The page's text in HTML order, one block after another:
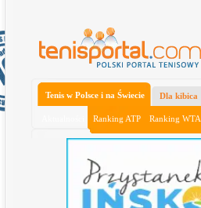
Tenis w Polsce i na Świecie
Ranking ATP Ranking WTA
Dla kibica